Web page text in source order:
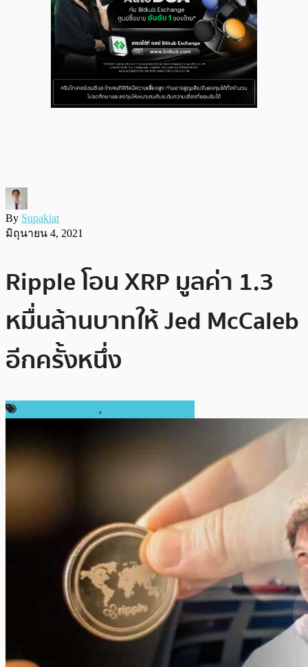
By Supakiat
มิถุนายน 4, 2021
Ripple โอน XRP มูลค่า 1.3
หมื่นล้านบาทให้ Jed McCaleb
อีกครั้งหนึ่ง
,